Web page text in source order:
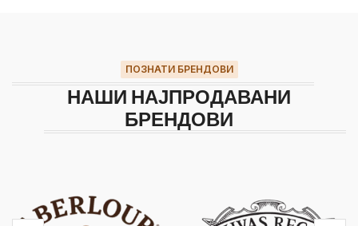
ПОЗНАТИ БРЕНДОВИ
НАШИ НАЈПРОДАВАНИ
БРЕНДОВИ